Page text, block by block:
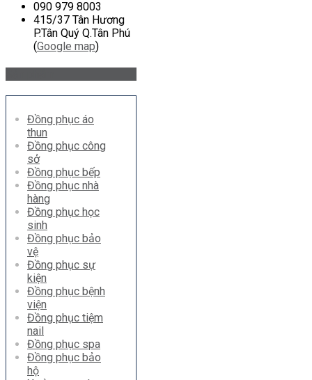
090 979 8003
415/37 Tân Hương
P.Tân Quý Q.Tân Phú
(Google map)
Đồng phục áo
thun
Đồng phục công
sở
Đồng phục bếp
Đồng phục nhà
hàng
Đồng phục học
sinh
Đồng phục bảo
vệ
Đồng phục sự
kiện
Đồng phục bệnh
viện
Đồng phục tiệm
nail
Đồng phục spa
Đồng phục bảo
hộ